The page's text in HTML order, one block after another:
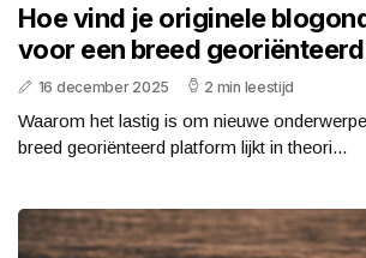
Hoe vind je originele
voor een breed
16 december 2025 2 min leestijd
Waarom het lastig is om nieuwe
breed georiënteerd platform lijkt in theori...